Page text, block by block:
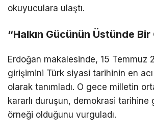
okuyuculara ulaştı.
“Halkın Gücünün Üstünde
Erdoğan makalesinde, 15 Temmuz
girişimini Türk siyasi tarihinin en
olarak tanımladı. O gece milletin
kararlı duruşun, demokrasi tarihine
örneği olduğunu vurguladı.